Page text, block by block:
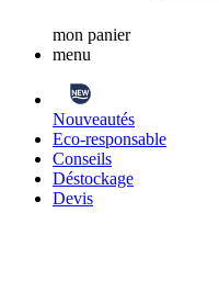
mon panier
menu
Nouveautés
Eco-responsable
Conseils
Déstockage
Devis